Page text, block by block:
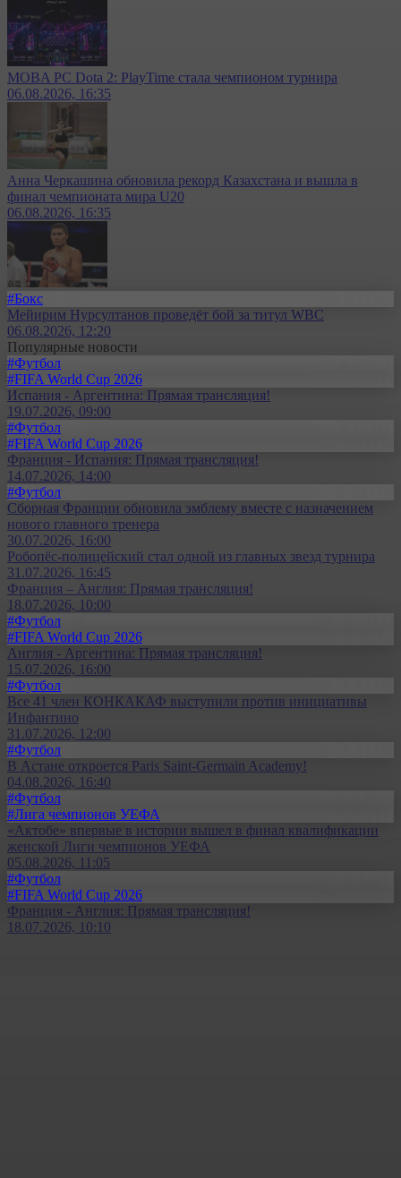
MOBA PC Dota 2: PlayTime стала чемпионом турнира
06.08.2026, 16:35
Анна Черкашина обновила рекорд Казахстана и вышла в
финал чемпионата мира U20
06.08.2026, 16:35
#Бокс
Мейирим Нурсултанов проведёт бой за титул WBC
06.08.2026, 12:20
Популярные новости
#Футбол
#FIFA World Cup 2026
Испания - Аргентина: Прямая трансляция!
19.07.2026, 09:00
#Футбол
#FIFA World Cup 2026
Франция - Испания: Прямая трансляция!
14.07.2026, 14:00
#Футбол
Сборная Франции обновила эмблему вместе с назначением
нового главного тренера
30.07.2026, 16:00
Робопёс-полицейский стал одной из главных звезд турнира
31.07.2026, 16:45
Франция – Англия: Прямая трансляция!
18.07.2026, 10:00
#Футбол
#FIFA World Cup 2026
Англия - Аргентина: Прямая трансляция!
15.07.2026, 16:00
#Футбол
Все 41 член КОНКАКАФ выступили против инициативы
Инфантино
31.07.2026, 12:00
#Футбол
В Астане откроется Paris Saint-Germain Academy!
04.08.2026, 16:40
#Футбол
#Лига чемпионов УЕФА
«Актобе» впервые в истории вышел в финал квалификации
женской Лиги чемпионов УЕФА
05.08.2026, 11:05
#Футбол
#FIFA World Cup 2026
Франция - Англия: Прямая трансляция!
18.07.2026, 10:10